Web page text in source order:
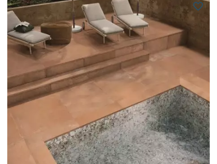
favorite_border